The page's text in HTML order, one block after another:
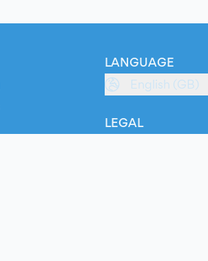
LANGUAGE
English (GB)
LEGAL